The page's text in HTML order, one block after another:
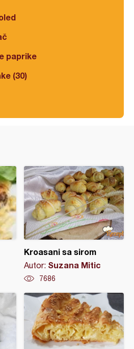
paprike
(30)
Kroasani sa sirom
Autor: Suzana Mitic
7686